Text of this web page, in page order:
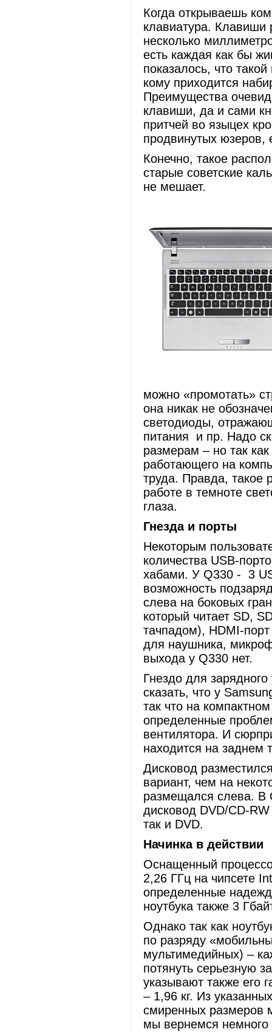
Когда открываешь
клавиатура. Клавиши
несколько
есть каждая как бы
показалось, что
кому приходится
Преимущества
клавиши, да и сами
притчей во языцех
продвинутых
Конечно, такое
старые советские
не мешает.
можно «промотать»
она никак не
светодиоды,
питания и пр. Надо
размерам – но так
работающего на
труда. Правда, такое
работе в темноте
глаза.
Гнезда и порты
Некоторым
количества USB-
хабами. У Q330 - 3
возможность
слева на боковых
который читает SD,
тачпадом), HDMI-
для наушника,
выхода у Q330 нет.
Гнездо для
сказать, что у
так что на
определенные
вентилятора. И
находится на заднем
Дисковод
вариант, чем на
размещался слева. В
дисковод DVD/CD-
так и DVD.
Начинка в действии
Оснащенный
2,26 ГГц на чипсете
определенные
ноутбука также 3
Однако так как
по разряду
мультимедийных) –
потянуть серьезную
указывают также его
– 1,96 кг. Из
смиренных размеров
мы вернемся немного